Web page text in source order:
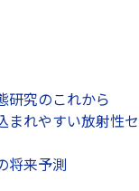
研究のこれから
まれやすい放射性セ
将来予測